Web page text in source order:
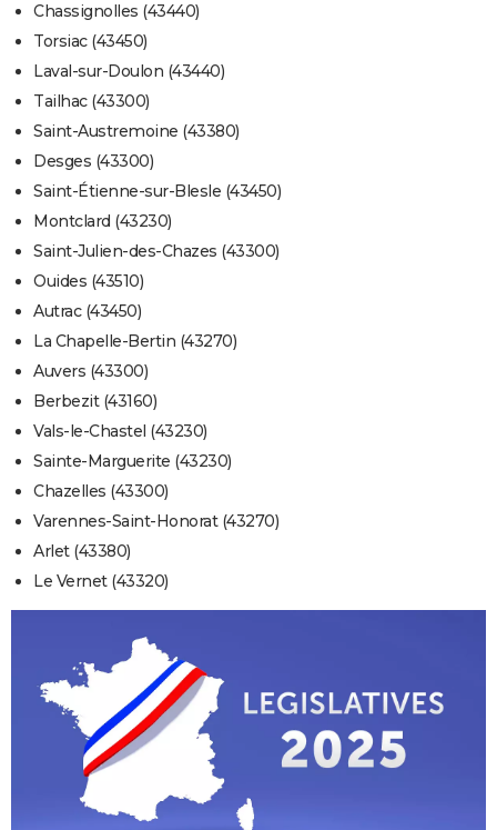
Chassignolles (43440)
Torsiac (43450)
Laval-sur-Doulon (43440)
Tailhac (43300)
Saint-Austremoine (43380)
Desges (43300)
Saint-Étienne-sur-Blesle (43450)
Montclard (43230)
Saint-Julien-des-Chazes (43300)
Ouides (43510)
Autrac (43450)
La Chapelle-Bertin (43270)
Auvers (43300)
Berbezit (43160)
Vals-le-Chastel (43230)
Sainte-Marguerite (43230)
Chazelles (43300)
Varennes-Saint-Honorat (43270)
Arlet (43380)
Le Vernet (43320)